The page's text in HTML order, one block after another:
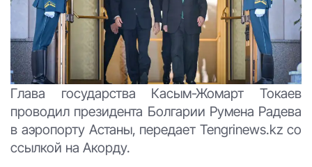
Глава государства Касым-Жомарт Токаев
проводил президента Болгарии Румена Радева
в аэропорту Астаны, передает Tengrinews.kz со
ссылкой на Акорду.